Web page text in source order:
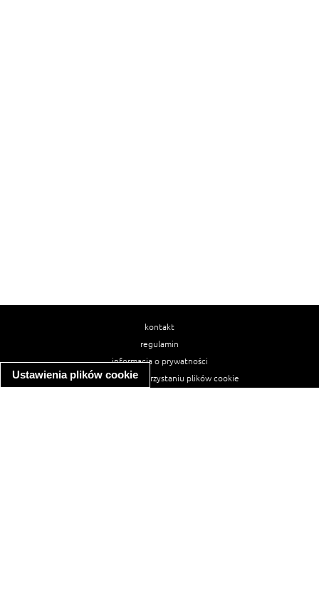
Ustawienia plików cookie
kontakt
regulamin
informacja o prywatności
informacja o wykorzystaniu plików cookie